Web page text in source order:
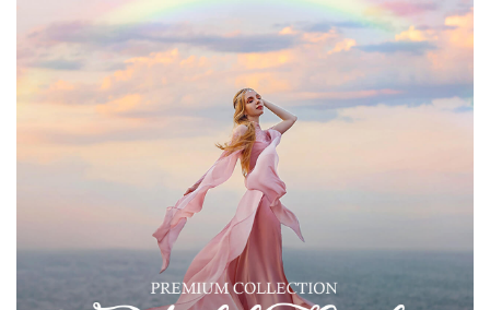
(1783 Overlays)
Large 6000*4000px
Tải xuống miễn phí